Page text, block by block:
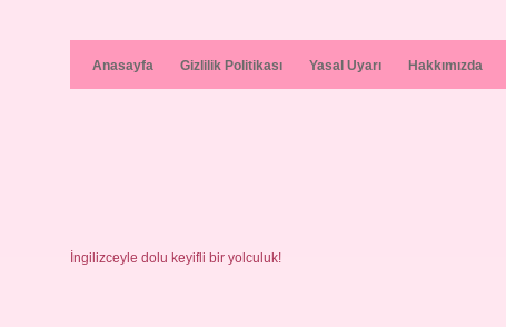
Anasayfa Gizlilik Politikası Yasal Uyarı Hakkımızda
İngilizceyle dolu keyifli bir yolculuk!